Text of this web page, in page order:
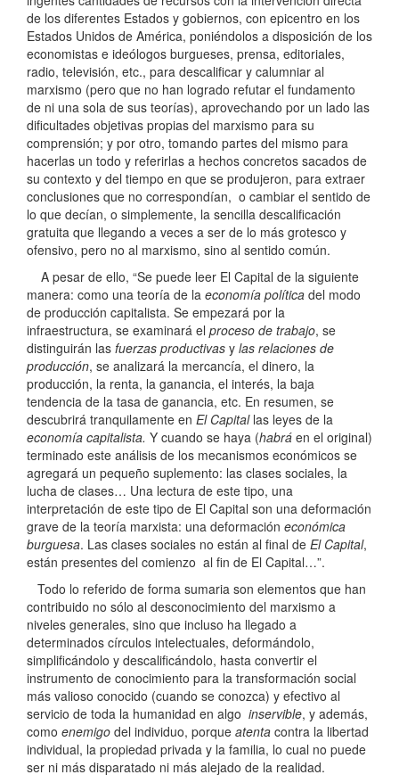
de los diferentes Estados y gobiernos, con epicentro en los
Estados Unidos de América, poniéndolos a disposición de los
economistas e ideólogos burgueses, prensa, editoriales,
radio, televisión, etc., para descalificar y calumniar al
marxismo (pero que no han logrado refutar el fundamento
de ni una sola de sus teorías), aprovechando por un lado las
dificultades objetivas propias del marxismo para su
comprensión; y por otro, tomando partes del mismo para
hacerlas un todo y referirlas a hechos concretos sacados de
su contexto y del tiempo en que se produjeron, para extraer
conclusiones que no correspondían, o cambiar el sentido de
lo que decían, o simplemente, la sencilla descalificación
gratuita que llegando a veces a ser de lo más grotesco y
ofensivo, pero no al marxismo, sino al sentido común.
A pesar de ello, “Se puede leer El Capital de la siguiente
manera: como una teoría de la economía política del modo
de producción capitalista. Se empezará por la
infraestructura, se examinará el proceso de trabajo, se
distinguirán las fuerzas productivas y las relaciones de
producción, se analizará la mercancía, el dinero, la
producción, la renta, la ganancia, el interés, la baja
tendencia de la tasa de ganancia, etc. En resumen, se
descubrirá tranquilamente en El Capitallas leyes de la
economía capitalista. Y cuando se haya (habrá en el original)
terminado este análisis de los mecanismos económicos se
agregará un pequeño suplemento: las clases sociales, la
lucha de clases… Una lectura de este tipo, una
interpretación de este tipo de El Capital son una deformación
grave de la teoría marxista: una deformación económica
burguesa. Las clases sociales no están al final de El Capital,
están presentes del comienzo al fin de El Capital…”.
Todo lo referido de forma sumaria son elementos que han
contribuido no sólo al desconocimiento del marxismo a
niveles generales, sino que incluso ha llegado a
determinados círculos intelectuales, deformándolo,
simplificándolo y descalificándolo, hasta convertir el
instrumento de conocimiento para la transformación social
más valioso conocido (cuando se conozca) y efectivo al
servicio de toda la humanidad en algo inservible, y además,
como enemigo del individuo, porque atenta contra la libertad
individual, la propiedad privada y la familia, lo cual no puede
ser ni más disparatado ni más alejado de la realidad.